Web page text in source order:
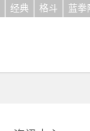
经典 格斗 蓝拳